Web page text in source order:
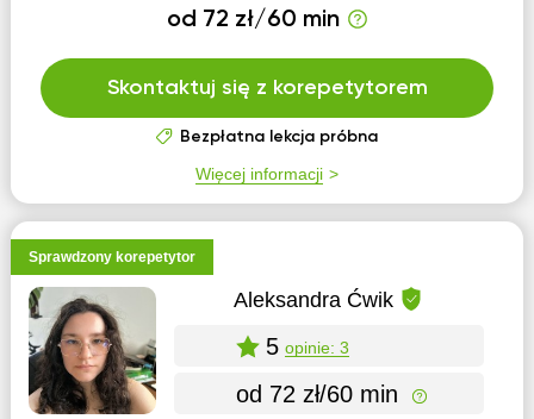
od 72 zł/60 min
Skontaktuj się z korepetytorem
Bezpłatna lekcja próbna
Więcej informacji
Sprawdzony korepetytor
Aleksandra Ćwik
5 opinie: 3
od 72 zł/60 min